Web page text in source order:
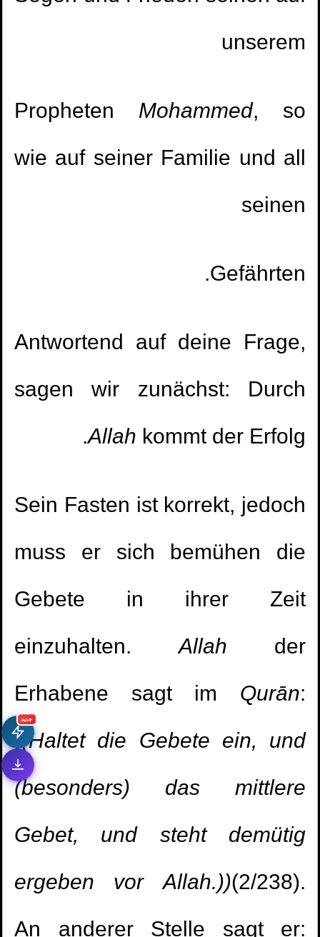
جديد
unserem
Propheten Mohammed, so
wie auf seiner Familie und all
seinen
Gefährten.
Antwortend auf deine Frage,
sagen wir zunächst: Durch
Allahkommt der Erfolg.
Sein Fasten ist korrekt, jedoch
muss er sich bemühen die
Gebete in ihrer Zeit
einzuhalten.Allah der
Erhabene sagt im Qurān:
((Haltet die Gebete ein, und
(besonders) das mittlere
Gebet, und steht demütig
ergeben vor Allah.))(2/238).